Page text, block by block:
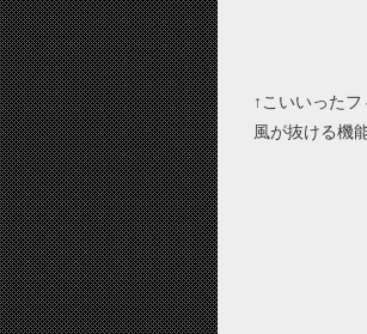
↑こいいった
風が抜ける機